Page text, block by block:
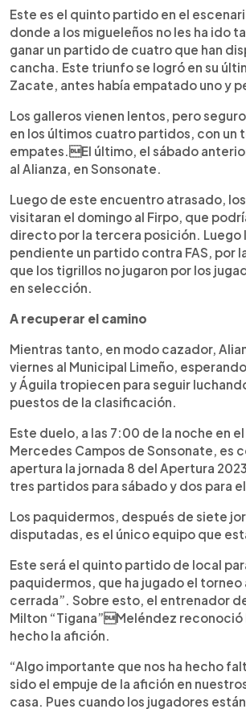
Este es el quinto partido en el
donde a los migueleños no les ha ido
ganar un partido de cuatro que han
cancha. Este triunfo se logró en su
Zacate, antes había empatado uno y
Los galleros vienen lentos, pero
en los últimos cuatro partidos, con un
empates.El último, el sábado
al Alianza, en Sonsonate.
Luego de este encuentro atrasado,
visitaran el domingo al Firpo, que
directo por la tercera posición. Luego
pendiente un partido contra FAS, por
que los tigrillos no jugaron por los
en selección.
A recuperar el camino
Mientras tanto, en modo cazador,
viernes al Municipal Limeño,
y Águila tropiecen para seguir
puestos de la clasificación.
Este duelo, a las 7:00 de la noche en
Mercedes Campos de Sonsonate, es
apertura la jornada 8 del Apertura
tres partidos para sábado y dos para
Los paquidermos, después de siete
disputadas, es el único equipo que
Este será el quinto partido de local
paquidermos, que ha jugado el torneo
cerrada”. Sobre esto, el entrenador
Milton “Tigana”Meléndez reconoció
hecho la afición.
“Algo importante que nos ha hecho
sido el empuje de la afición en
casa. Pues cuando los jugadores